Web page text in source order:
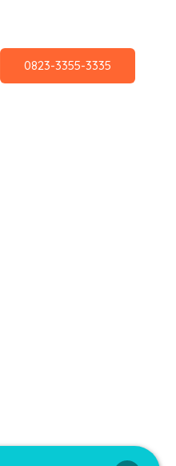
0823-3355-3335